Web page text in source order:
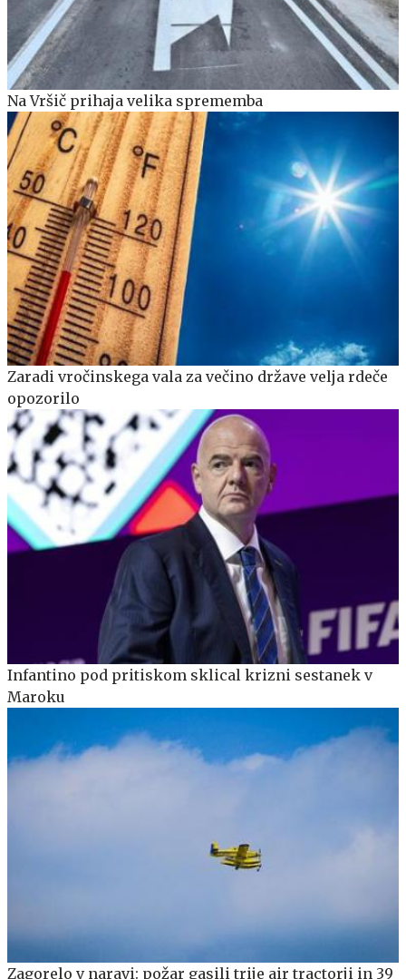
Na Vršič prihaja velika sprememba
Zaradi vročinskega vala za večino države velja rdeče
opozorilo
Infantino pod pritiskom sklical krizni sestanek v
Maroku
Zagorelo v naravi: požar gasili trije air tractorji in 39